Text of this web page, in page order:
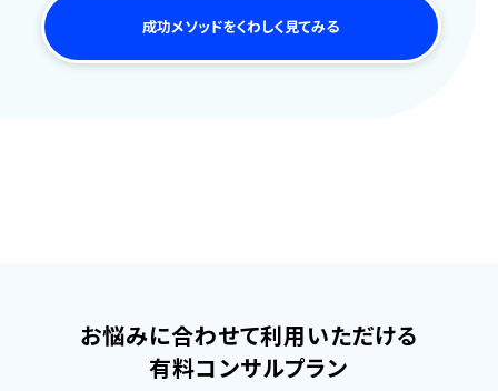
成功メソッドをくわしく見てみる
お悩みに合わせて利用いただける
有料コンサルプラン